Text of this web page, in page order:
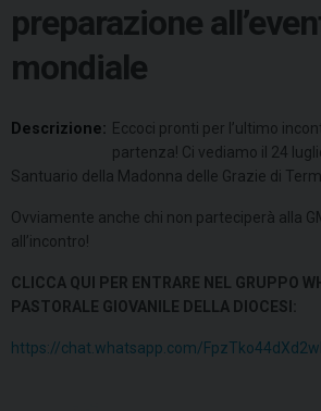
preparazione
mondiale
Descrizione: Eccoci pronti per l’ultimo
partenza! Ci vediamo il 24
Santuario della Madonna delle Grazie di
Ovviamente anche chi non parteciperà alla
all’incontro!
CLICCA QUI PER ENTRARE NEL GRUPPO
PASTORALE GIOVANILE DELLA DIOCESI:
https://chat.whatsapp.com/